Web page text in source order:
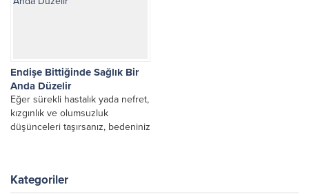
Endişe Bittiğinde Sağlık Bir
Anda Düzelir
Eğer sürekli hastalık yada nefret,
kızgınlık ve olumsuzluk
düşünceleri taşırsanız, bedeniniz
Kategoriler